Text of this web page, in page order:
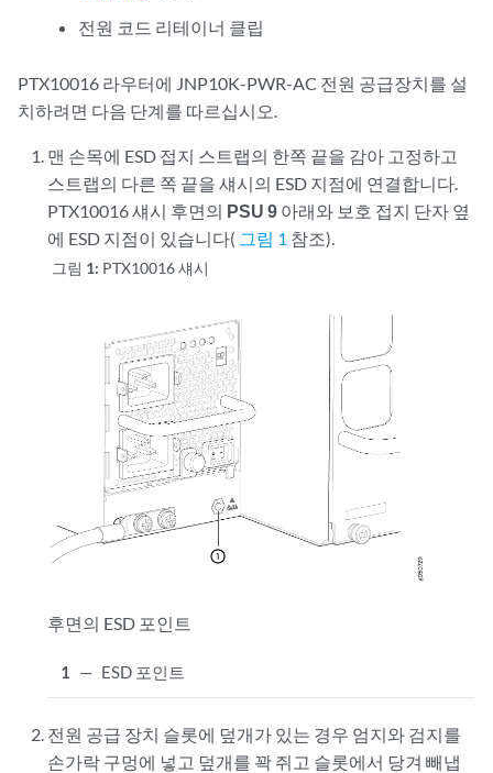
전원 코드 리테이너 클립
PTX10016 라우터에 JNP10K-PWR-AC 전원 공급장치를 설
치하려면 다음 단계를 따르십시오.
맨 손목에 ESD 접지 스트랩의 한쪽 끝을 감아 고정하고
스트랩의 다른 쪽 끝을 섀시의 ESD 지점에 연결합니다.
PTX10016 섀시 후면의 PSU 9 아래와 보호 접지 단자 옆
에 ESD 지점이 있습니다( 그림 1 참조).
그림 1: PTX10016 섀시
후면의 ESD 포인트
1 — ESD 포인트
전원 공급 장치 슬롯에 덮개가 있는 경우 엄지와 검지를
손가락 구멍에 넣고 덮개를 꽉 쥐고 슬롯에서 당겨 빼냅